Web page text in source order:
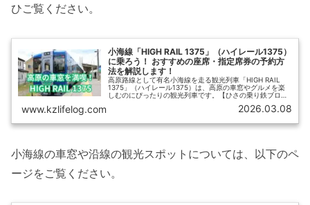
ひご覧ください。
小海線「HIGH RAIL 1375」（ハイレール1375）
に乗ろう！ おすすめの座席・指定席券の予約方
法を解説します！
高原路線として有名小海線を走る観光列車「HIGH RAIL
1375」（ハイレール1375）は、高原の車窓やグルメを楽
しむのにぴったりの観光列車です。【ひさの乗り鉄ブロ
もに、指定席券の予約・購入方法、おすすめの座席、車内
www.kzlifelog.com 2026.03.08
小海線の車窓や沿線の観光スポットについては、以下のペ
ージをご覧ください。